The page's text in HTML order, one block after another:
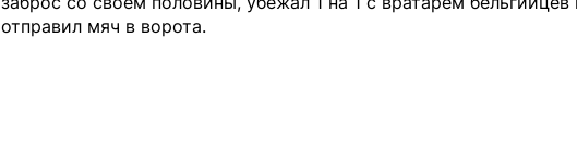
отправил мяч в ворота.